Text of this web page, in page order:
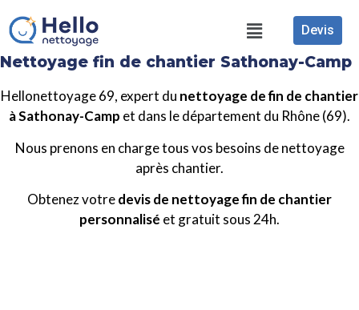
Devis
Nettoyage fin de chantier Sathonay-Camp
Hellonettoyage 69, expert du nettoyage de fin de chantier
à Sathonay-Camp et dans le département du Rhône (69).
Nous prenons en charge tous vos besoins de nettoyage
après chantier.
Obtenez votredevis de nettoyage fin de chantier
personnalisé et gratuit sous 24h.